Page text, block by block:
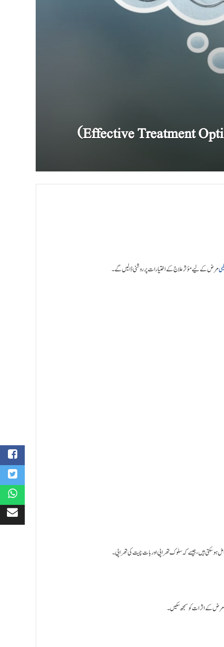
مرض کے لیے مؤثر علاج کے اختیارات پر روشنی ڈالیں گے۔
ہو سکتی ہیں، جیسے کہ سلوک تھراپی اور بات چیت کی تھراپی۔
کے اثرات کو سمجھ سکیں۔